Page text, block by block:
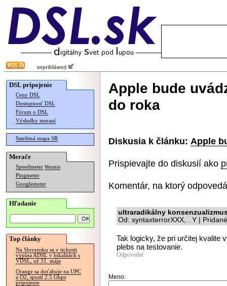
neprihlásený
DSL pripojenie
Ceny DSL
Dostupnosť DSL
Fórum o DSL
Výsledky meraní
Satelitná mapa SR
Merače
Speedmeter Merania
Pingmeter
Googlemeter
Hľadanie
Top články
Na Slovensku sa v tichosti
vypína ADSL v lokalitách s
VDSL, už 31. mája
Orange sa doťahuje na UPC
a O2, spustí 2.5 Gbps
pripojenie
Apple bude
do roka
Diskusia k článku: Apple
Prispievajte do diskusií ako
Komentár, na ktorý
ultraradikálny
Od: syntaxterrorXXX, . Y |
Tak logicky, že pri určitej kvalite
plebs na testovanie.
Odpovedať
Meno: